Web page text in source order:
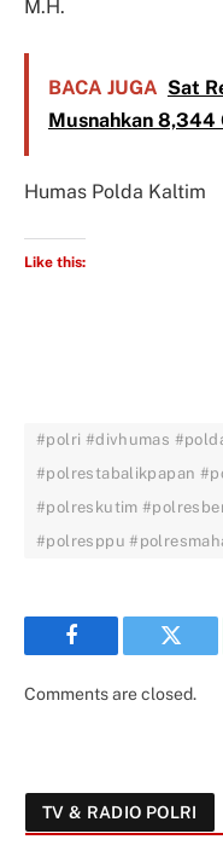
M.H.
BACA JUGA Sat
Musnahkan 8,344
Humas Polda Kaltim
Like this:
#polri #divhumas
#polrestabalikpapan
#polreskutim
#polresppu
Facebook
Comments are closed.
TV & RADIO POLRI